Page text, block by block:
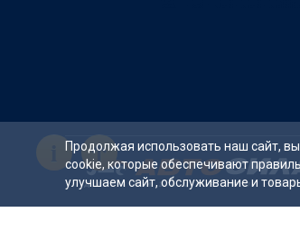
Продолжая использовать наш сайт,
cookie, которые обеспечивают
улучшаем сайт, обслуживание и